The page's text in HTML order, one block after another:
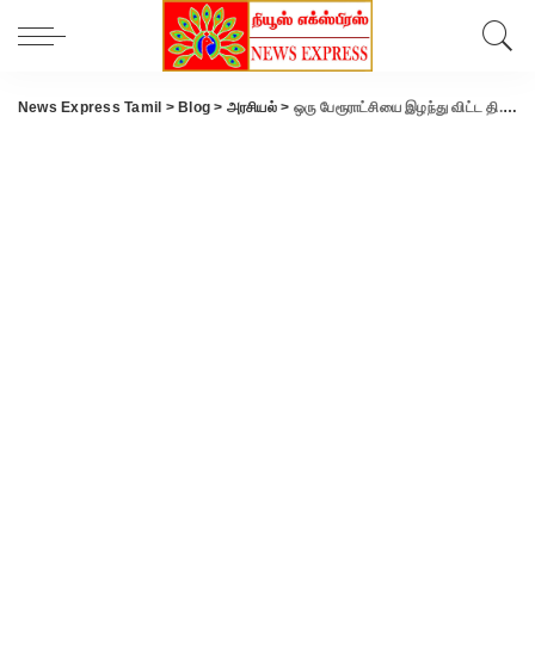
News Express Tamil > Blog > அரசியல்> ஒரு பேரூராட்சியை இழந்து விட்ட தி.மு.க:போட்டியின்றி 11 வேட்பாளர்கள் வெற்றி.!!